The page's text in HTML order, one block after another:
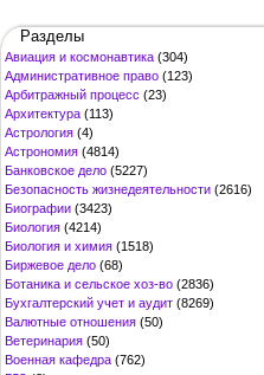
Разделы
Авиация и космонавтика (304)
Административное право (123)
Арбитражный процесс (23)
Архитектура (113)
Астрология (4)
Астрономия (4814)
Банковское дело (5227)
Безопасность жизнедеятельности (2616)
Биографии (3423)
Биология (4214)
Биология и химия (1518)
Биржевое дело (68)
Ботаника и сельское хоз-во (2836)
Бухгалтерский учет и аудит (8269)
Валютные отношения (50)
Ветеринария (50)
Военная кафедра (762)